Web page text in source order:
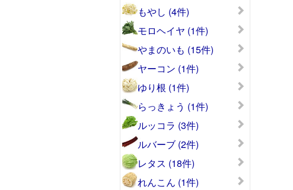
もやし (4件)
モロヘイヤ (1件)
やまのいも (15件)
ヤーコン (1件)
ゆり根 (1件)
らっきょう (1件)
ルッコラ (3件)
ルバーブ (2件)
レタス (18件)
れんこん (1件)